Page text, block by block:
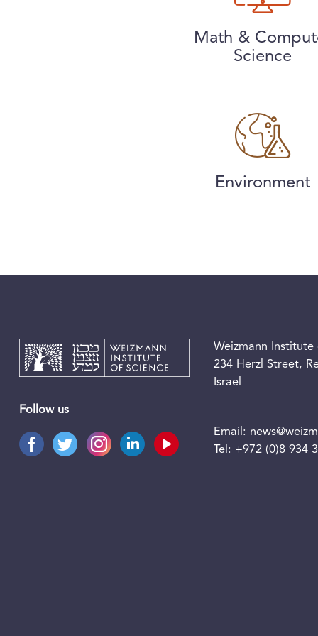
Math &
Science
Environment
Follow us
Weizmann Institute
234 Herzl Street,
Israel
Email:
Tel: +972 (0)8 934